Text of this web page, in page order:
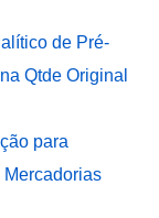
de Pré-
Qtde Original
para